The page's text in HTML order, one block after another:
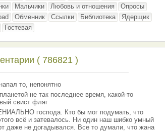
Мальчики Любовь и отношения
Опросы
Обменник Ссылки Библиотека
Ядерщик
Гостевая
( 786821 )
то, непонятно
не так последнее время, какой-то
свист фляг
господа. Кто бы мог подумать, что
всё и затевалось. Ни один наш шибко умный
даже не догадывался. Все то думали, что жана